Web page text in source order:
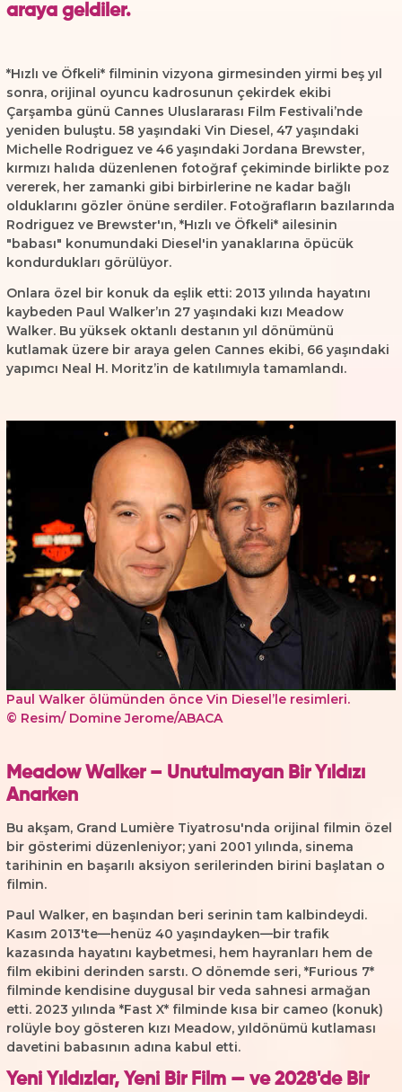
araya geldiler.
*Hızlı ve Öfkeli* filminin vizyona girmesinden yirmi beş yıl
sonra, orijinal oyuncu kadrosunun çekirdek ekibi
Çarşamba günü Cannes Uluslararası Film Festivali’nde
yeniden buluştu. 58 yaşındaki Vin Diesel, 47 yaşındaki
Michelle Rodriguez ve 46 yaşındaki Jordana Brewster,
kırmızı halıda düzenlenen fotoğraf çekiminde birlikte poz
vererek, her zamanki gibi birbirlerine ne kadar bağlı
olduklarını gözler önüne serdiler. Fotoğrafların bazılarında
Rodriguez ve Brewster'ın, *Hızlı ve Öfkeli* ailesinin
"babası" konumundaki Diesel'in yanaklarına öpücük
kondurdukları görülüyor.
Onlara özel bir konuk da eşlik etti: 2013 yılında hayatını
kaybeden Paul Walker’ın 27 yaşındaki kızı Meadow
Walker. Bu yüksek oktanlı destanın yıl dönümünü
kutlamak üzere bir araya gelen Cannes ekibi, 66 yaşındaki
yapımcı Neal H. Moritz’in de katılımıyla tamamlandı.
Paul Walker ölümünden önce Vin Diesel’ le resimleri.
© Resim/ Domine Jerome/ABACA
Meadow Walker – Unutulmayan Bir Yıldızı
Anarken
Bu akşam, Grand Lumière Tiyatrosu'nda orijinal filmin özel
bir gösterimi düzenleniyor; yani 2001 yılında, sinema
tarihinin en başarılı aksiyon serilerinden birini başlatan o
filmin.
Paul Walker, en başından beri serinin tam kalbindeydi.
Kasım 2013'te—henüz 40 yaşındayken—bir trafik
kazasında hayatını kaybetmesi, hem hayranları hem de
film ekibini derinden sarstı. O dönemde seri, *Furious 7*
filminde kendisine duygusal bir veda sahnesi armağan
etti. 2023 yılında *Fast X* filminde kısa bir cameo (konuk)
rolüyle boy gösteren kızı Meadow, yıldönümü kutlaması
davetini babasının adına kabul etti.
Yeni Yıldızlar, Yeni Bir Film — ve 2028'de Bir